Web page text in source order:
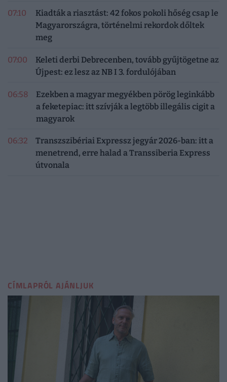
07:10
Kiadták a riasztást: 42 fokos pokoli hőség csap le
Magyarországra, történelmi rekordok dőltek
meg
07:00
Keleti derbi Debrecenben, tovább gyűjtögetne az
Újpest: ez lesz az NB I 3. fordulójában
06:58
Ezekben a magyar megyékben pörög leginkább
a feketepiac: itt szívják a legtöbb illegális cigit a
magyarok
06:32
Transzszibériai Expressz jegyár 2026-ban: itt a
menetrend, erre halad a Transsiberia Express
útvonala
CÍMLAPRÓL AJÁNLJUK